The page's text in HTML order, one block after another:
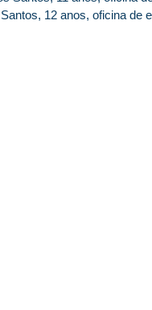
12 anos, oficina de